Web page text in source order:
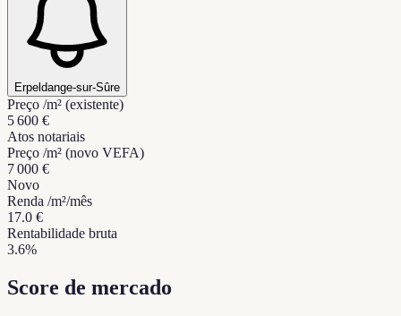
Erpeldange-sur-Sûre
Preço /m² (existente)
5 600 €
Atos notariais
Preço /m² (novo VEFA)
7 000 €
Novo
Renda /m²/mês
17.0 €
Rentabilidade bruta
3.6%
Score de mercado